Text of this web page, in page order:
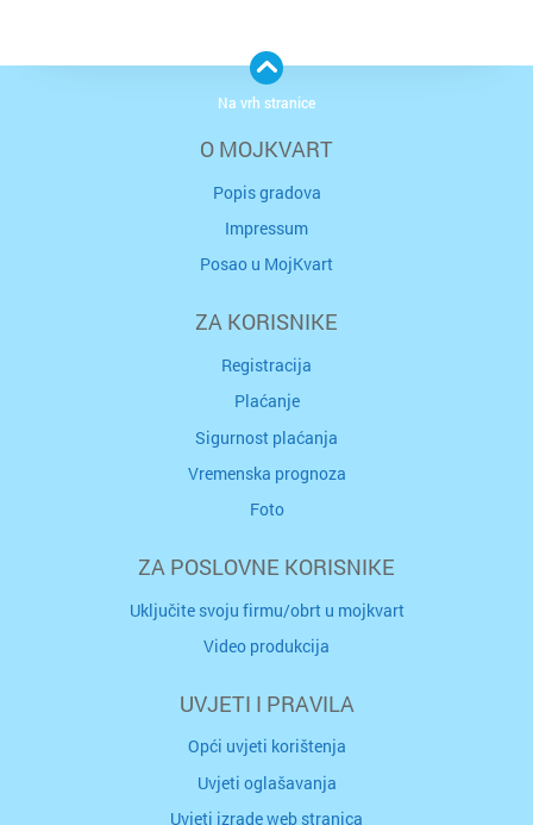
O MOJKVART
Popis gradova
Impressum
Posao u MojKvart
ZA KORISNIKE
Registracija
Plaćanje
Sigurnost plaćanja
Vremenska prognoza
Foto
ZA POSLOVNE KORISNIKE
Uključite svoju firmu/obrt u mojkvart
Video produkcija
UVJETI I PRAVILA
Opći uvjeti korištenja
Uvjeti oglašavanja
Uvjeti izrade web stranica
Na vrh stranice